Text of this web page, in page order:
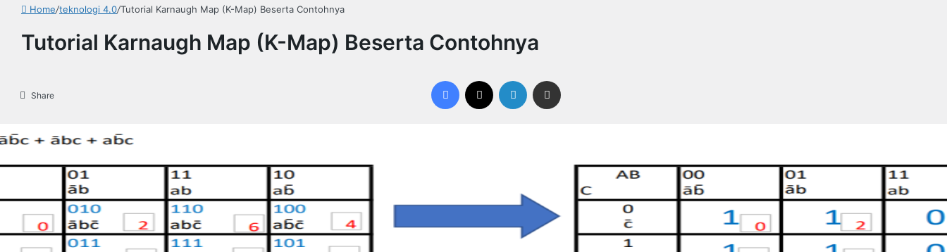
Home/teknologi 4.0/Tutorial Karnaugh Map (K-Map) Beserta Contohnya
Tutorial Karnaugh Map (K-Map) Beserta Contohnya
Share
Facebook LinkedIn